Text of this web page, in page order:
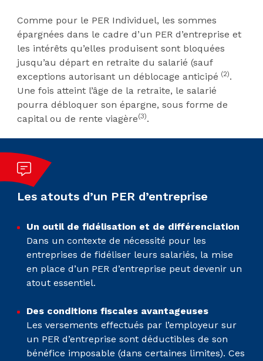
Comme pour le PER Individuel, les sommes
épargnées dans le cadre d’un PER d’entreprise et
les intérêts qu’elles produisent sont bloquées
jusqu’au départ en retraite du salarié (sauf
exceptions autorisant un déblocage anticipé (2).
Une fois atteint l’âge de la retraite, le salarié
pourra débloquer son épargne, sous forme de
capital ou de rente viagère(3).
Les atouts d’un PER d’entreprise
Un outil de fidélisation et de différenciation
Dans un contexte de nécessité pour les
entreprises de fidéliser leurs salariés, la mise
en place d’un PER d’entreprise peut devenir un
atout essentiel.
Des conditions fiscales avantageuses
Les versements effectués par l’employeur sur
un PER d’entreprise sont déductibles de son
bénéfice imposable (dans certaines limites). Ces